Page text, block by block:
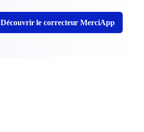
Découvrir le correcteur MerciApp